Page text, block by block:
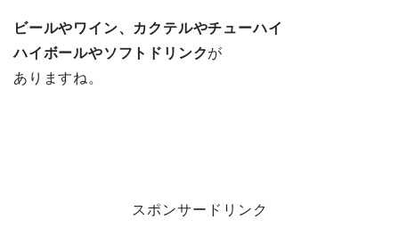
ビールやワイン、カクテルやチューハイ
ハイボールやソフトドリンクが
ありますね。
スポンサードリンク